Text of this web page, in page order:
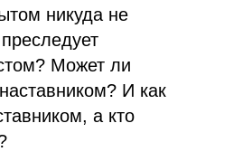
никуда не
Может ли
И как
а кто